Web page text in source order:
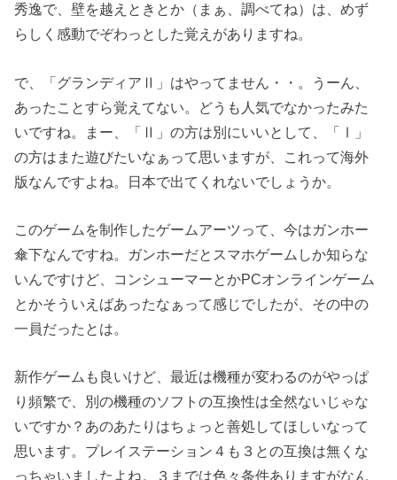
秀逸で、壁を越えときとか（まぁ、調べてね）は、めず
らしく感動でぞわっとした覚えがありますね。
で、「グランディアⅡ」はやってません・・。うーん、
あったことすら覚えてない。どうも人気でなかったみた
いですね。まー、「Ⅱ」の方は別にいいとして、「Ⅰ」
の方はまた遊びたいなぁって思いますが、これって海外
版なんですよね。日本で出てくれないでしょうか。
このゲームを制作したゲームアーツって、今はガンホー
傘下なんですね。ガンホーだとスマホゲームしか知らな
いんですけど、コンシューマーとかPCオンラインゲーム
とかそういえばあったなぁって感じでしたが、その中の
一員だったとは。
新作ゲームも良いけど、最近は機種が変わるのがやっぱ
り頻繁で、別の機種のソフトの互換性は全然ないじゃな
いですか？あのあたりはちょっと善処してほしいなって
思います。プレイステーション４も３との互換は無くな
っちゃいましたよね。３までは色々条件ありますがなん